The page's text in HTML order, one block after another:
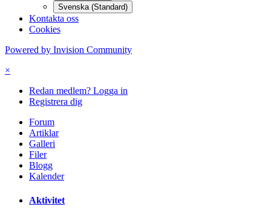
Svenska (Standard)
Kontakta oss
Cookies
Powered by Invision Community
×
Redan medlem? Logga in
Registrera dig
Forum
Artiklar
Galleri
Filer
Blogg
Kalender
Aktivitet